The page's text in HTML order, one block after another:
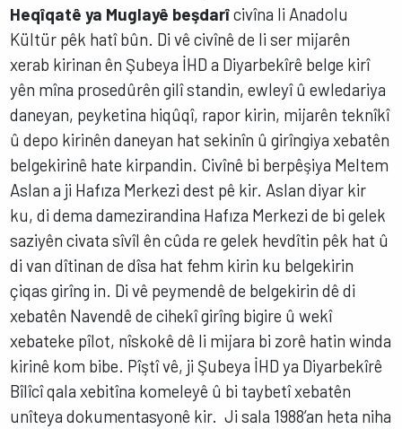
Heqîqatê ya Muglayê beşdarîcivîna li Anadolu
Kültür pêk hatî bûn. Di vê civînê de li ser mijarên
xerab kirinan ên Şubeya İHD a Diyarbekîrê belge kirî
yên mîna prosedûrên gilî standin, ewleyî û ewledariya
daneyan, peyketina hiqûqî, rapor kirin, mijarên teknîkî
û depo kirinên daneyan hat sekinîn û girîngiya xebatên
belgekirinê hate kirpandin. Civînê bi berpêşiya Meltem
Aslan a ji Hafıza Merkezi dest pê kir. Aslan diyar kir
ku, di dema damezirandina Hafıza Merkezi de bi gelek
saziyên civata sîvîl ên cûda re gelek hevdîtin pêk hat û
di van dîtinan de dîsa hat fehm kirin ku belgekirin
çiqas girîng in. Di vê peymendê de belgekirin dê di
xebatên Navendê de cihekî girîng bigire û wekî
xebateke pîlot, nîskokê dê li mijara bi zorê hatin winda
kirinê kom bibe. Pîştî vê, ji Şubeya İHD ya Diyarbekîrê
Bîlîcî qala xebitîna komeleyê û bi taybetî xebatên
unîteya dokumentasyonê kir. Ji sala 1988’an heta niha